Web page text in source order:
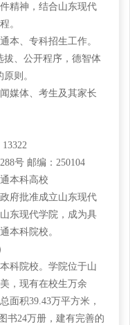
精神，结合山东现代
。
本、专科招生工作。
拔、公开程序，德智体
则。
媒体、考生及其家长
号 邮编：250104
本科高校
府批准成立山东现代
东现代学院，成为具
本科院校。
科院校。学院位于山
，现有在校生万余
面积39.43万平方米，
书24万册，建有完善的